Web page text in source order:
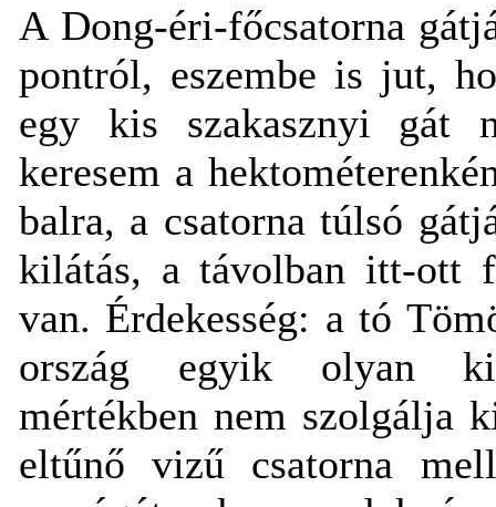
A Dong-éri-főcsatorna
pontról, eszembe is jut,
egy kis szakasznyi gát
keresem a
balra, a csatorna túlsó
kilátás, a távolban itt-ott
van. Érdekesség: a tó
ország egyik olyan
mértékben nem szolgálja
eltűnő vizű csatorna